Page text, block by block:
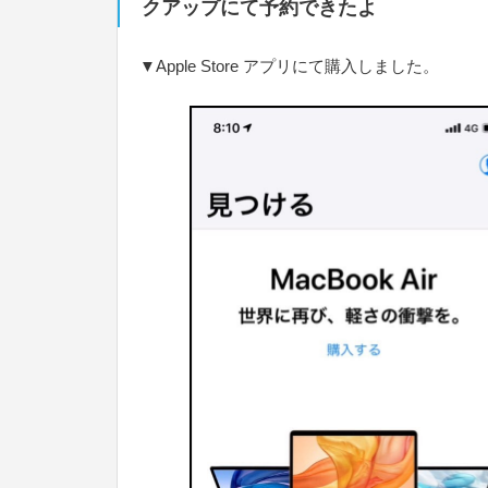
クアップにて予約できたよ
▼Apple Store アプリにて購入しました。